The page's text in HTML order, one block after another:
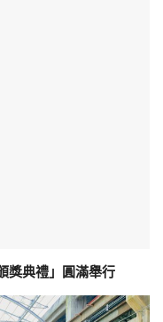
獎典禮」圓滿舉行